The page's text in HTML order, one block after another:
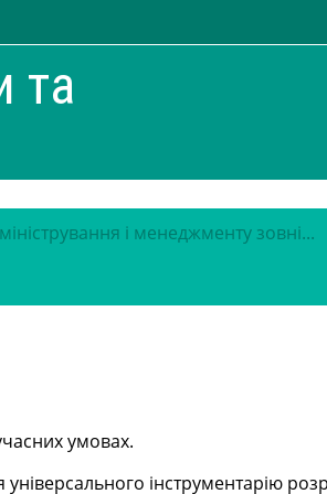
та
і менеджменту зовні...
умовах.
інструментарію